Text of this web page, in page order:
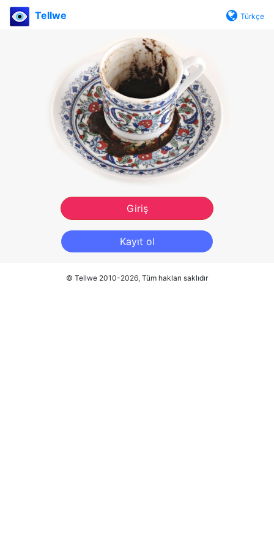
Tellwe Türkçe
Giriş
Kayıt ol
© Tellwe 2010-2026, Tüm hakları saklıdır